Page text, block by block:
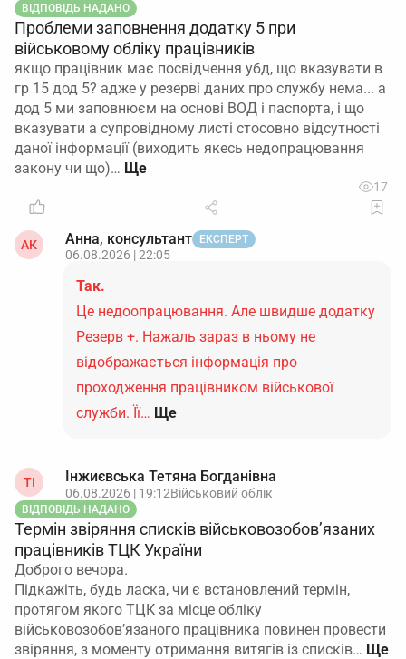
ВІДПОВІДЬ НАДАНО
Проблеми заповнення додатку 5 при
військовому обліку працівників
якщо працівник має посвідчення убд, що вказувати в
гр 15 дод 5? адже у резерві даних про службу нема... а
дод 5 ми заповнюєм на основі ВОД і паспорта, і що
вказувати а супровідному листі стосовно відсутності
даної інформації (виходить якесь недопрацювання
закону чи що)…
17
АК Анна, консультант ЕКСПЕРТ
06.08.2026 | 22:05
Так.
Це недоопрацювання. Але швидше додатку
Резерв +. Нажаль зараз в ньому не
відображається інформація про
проходження працівником військової
служби. Її… Ще
ТІ Інжиєвська Тетяна Богданівна
06.08.2026 | 19:12Військовий облік
ВІДПОВІДЬ НАДАНО
Термін звіряння списків військовозобов’язаних
працівників ТЦК України
Доброго вечора.
Підкажіть, будь ласка, чи є встановлений термін,
протягом якого ТЦК за місце обліку
військовозобов’язаного працівника повинен провести
звіряння, з моменту отримання витягів із списків…